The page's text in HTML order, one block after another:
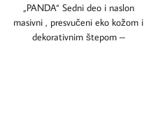
„PANDA“ Sedni deo i naslon
masivni , presvučeni eko kožom i
dekorativnim štepom –